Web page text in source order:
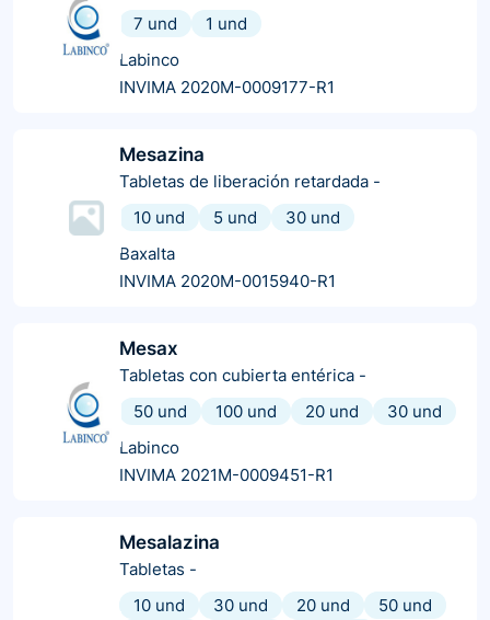
7 und
1 und
Labinco
INVIMA 2020M-0009177-R1
Mesazina
Tabletas de liberación retardada -
10 und
5 und
30 und
Baxalta
INVIMA 2020M-0015940-R1
Mesax
Tabletas con cubierta entérica -
50 und
100 und 20 und
30 und
Labinco
INVIMA 2021M-0009451-R1
Mesalazina
Tabletas -
10 und
30 und 20 und
50 und